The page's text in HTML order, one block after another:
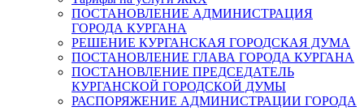
ПОСТАНОВЛЕНИЕ АДМИНИСТРАЦИЯ
ГОРОДА КУРГАНА
РЕШЕНИЕ КУРГАНСКАЯ ГОРОДСКАЯ ДУМА
ПОСТАНОВЛЕНИЕ ГЛАВА ГОРОДА КУРГАНА
ПОСТАНОВЛЕНИЕ ПРЕДСЕДАТЕЛЬ
КУРГАНСКОЙ ГОРОДСКОЙ ДУМЫ
РАСПОРЯЖЕНИЕ АДМИНИСТРАЦИИ ГОРОДА